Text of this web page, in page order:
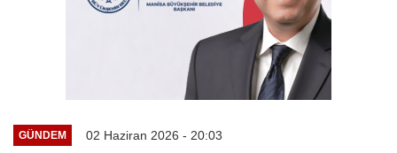
GÜNDEM 02 Haziran 2026 - 20:03